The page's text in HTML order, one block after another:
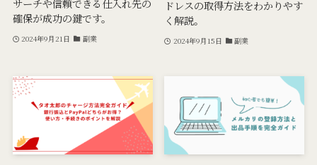
サーチや信頼できる仕入れ先の
確保が成功の鍵です。
2024年9月21日 副業
ドレスの取得方法をわかりやす
く解説。
2024年9月15日 副業